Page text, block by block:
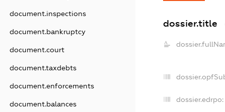
document.inspections
document.bankruptcy
document.court
document.taxdebts
document.enforcements
document.balances
dossier.title
dossier.edrpo: